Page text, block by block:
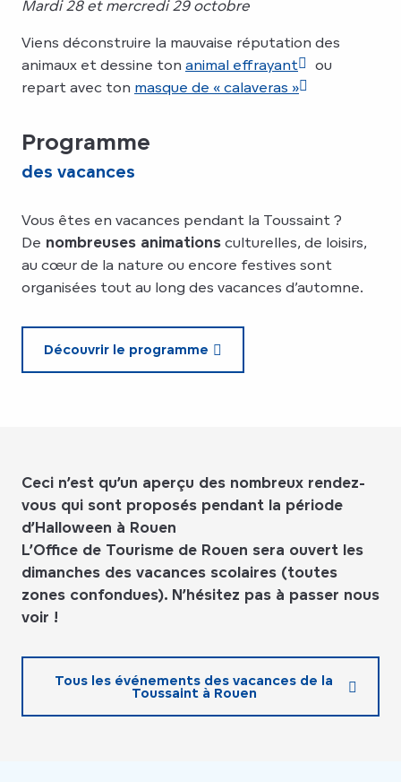
Mardi 28 et mercredi 29 octobre
Viens déconstruire la mauvaise réputation des
animaux et dessine ton animal effrayant
ou
repart avec ton masque de « calaveras »
Programme
des vacances
Vous êtes en vacances pendant la Toussaint ?
De nombreuses animations culturelles, de loisirs,
au cœur de la nature ou encore festives sont
organisées tout au long des vacances d’automne.
Découvrir le programme
Ceci n’est qu’un aperçu des nombreux rendez-
vous qui sont proposés pendant la période
d’Halloween à Rouen
L’Office de Tourisme de Rouen sera ouvert les
dimanches des vacances scolaires (toutes
zones confondues). N’hésitez pas à passer nous
voir !
Tous les événements des vacances de la
Toussaint à Rouen